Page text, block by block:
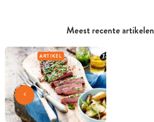
Meest recente artikelen
ARTIKEL